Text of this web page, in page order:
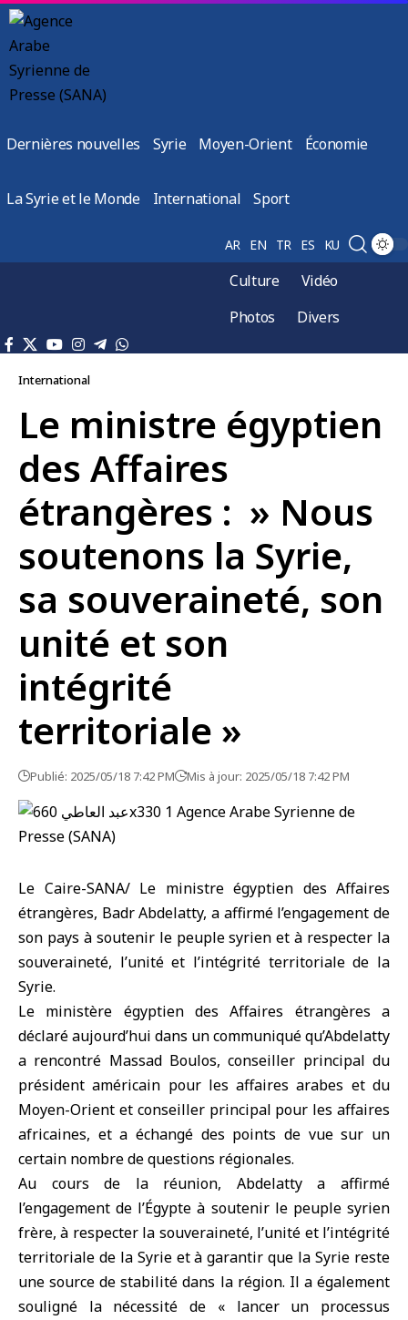
Dernières nouvelles Syrie Moyen-Orient Économie
La Syrie et le Monde International Sport
AR EN TR ES KU
Culture
Vidéo
Photos
Divers
International
Le ministre égyptien
des Affaires
étrangères : » Nous
soutenons la Syrie,
sa souveraineté, son
unité et son
intégrité
territoriale »
Publié: 2025/05/18 7:42 PM Mis à jour: 2025/05/18 7:42 PM
Le Caire-SANA/ Le ministre égyptien des Affaires
étrangères, Badr Abdelatty, a affirmé l’engagement de
son pays à soutenir le peuple syrien et à respecter la
souveraineté, l’unité et l’intégrité territoriale de la
Syrie.
Le ministère égyptien des Affaires étrangères a
déclaré aujourd’hui dans un communiqué qu’Abdelatty
a rencontré Massad Boulos, conseiller principal du
président américain pour les affaires arabes et du
Moyen-Orient et conseiller principal pour les affaires
africaines, et a échangé des points de vue sur un
certain nombre de questions régionales.
Au cours de la réunion, Abdelatty a affirmé
l’engagement de l’Égypte à soutenir le peuple syrien
frère, à respecter la souveraineté, l’unité et l’intégrité
territoriale de la Syrie et à garantir que la Syrie reste
une source de stabilité dans la région. Il a également
souligné la nécessité de « lancer un processus